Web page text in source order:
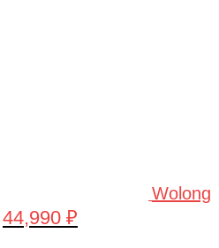
Wolong
Первоначальная
44,990 ₽